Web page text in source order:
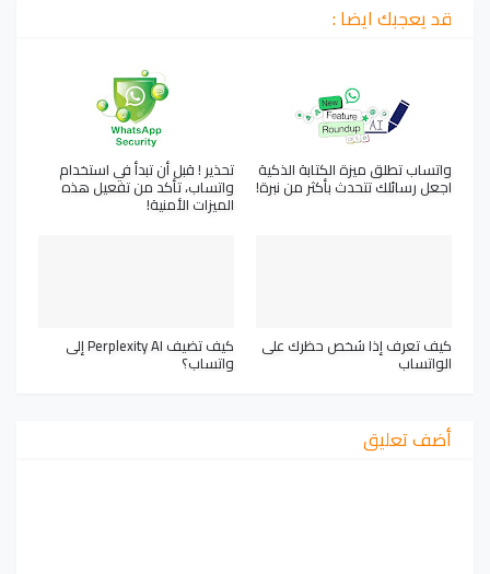
قد يعجبك ايضا :
واتساب تطلق ميزة الكتابة الذكية
اجعل رسائلك تتحدث بأكثر من نبرة!
تحذير ! قبل أن تبدأ في استخدام
واتساب، تأكد من تفعيل هذه
الميزات الأمنية!
كيف تعرف إذا شخص حظرك على
الواتساب
كيف تضيف Perplexity AI إلى
واتساب؟
أضف تعليق